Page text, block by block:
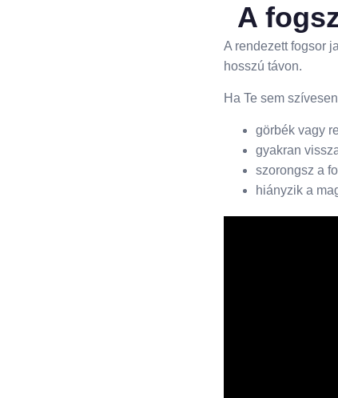
A
A rendezett fogsor
hosszú távon.
Ha Te sem
görbék vagy
gyakran
szorongsz a
hiányzik a